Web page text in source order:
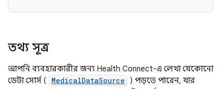
তথ্য সূত্র
আপনি ব্যবহারকারীর জন্য Health Connect-এ লেখা যেকোনো
ডেটা সোর্স (
MedicalDataSource
) পড়তে পারেন, যার